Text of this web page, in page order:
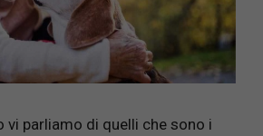
vi parliamo di quelli che sono i